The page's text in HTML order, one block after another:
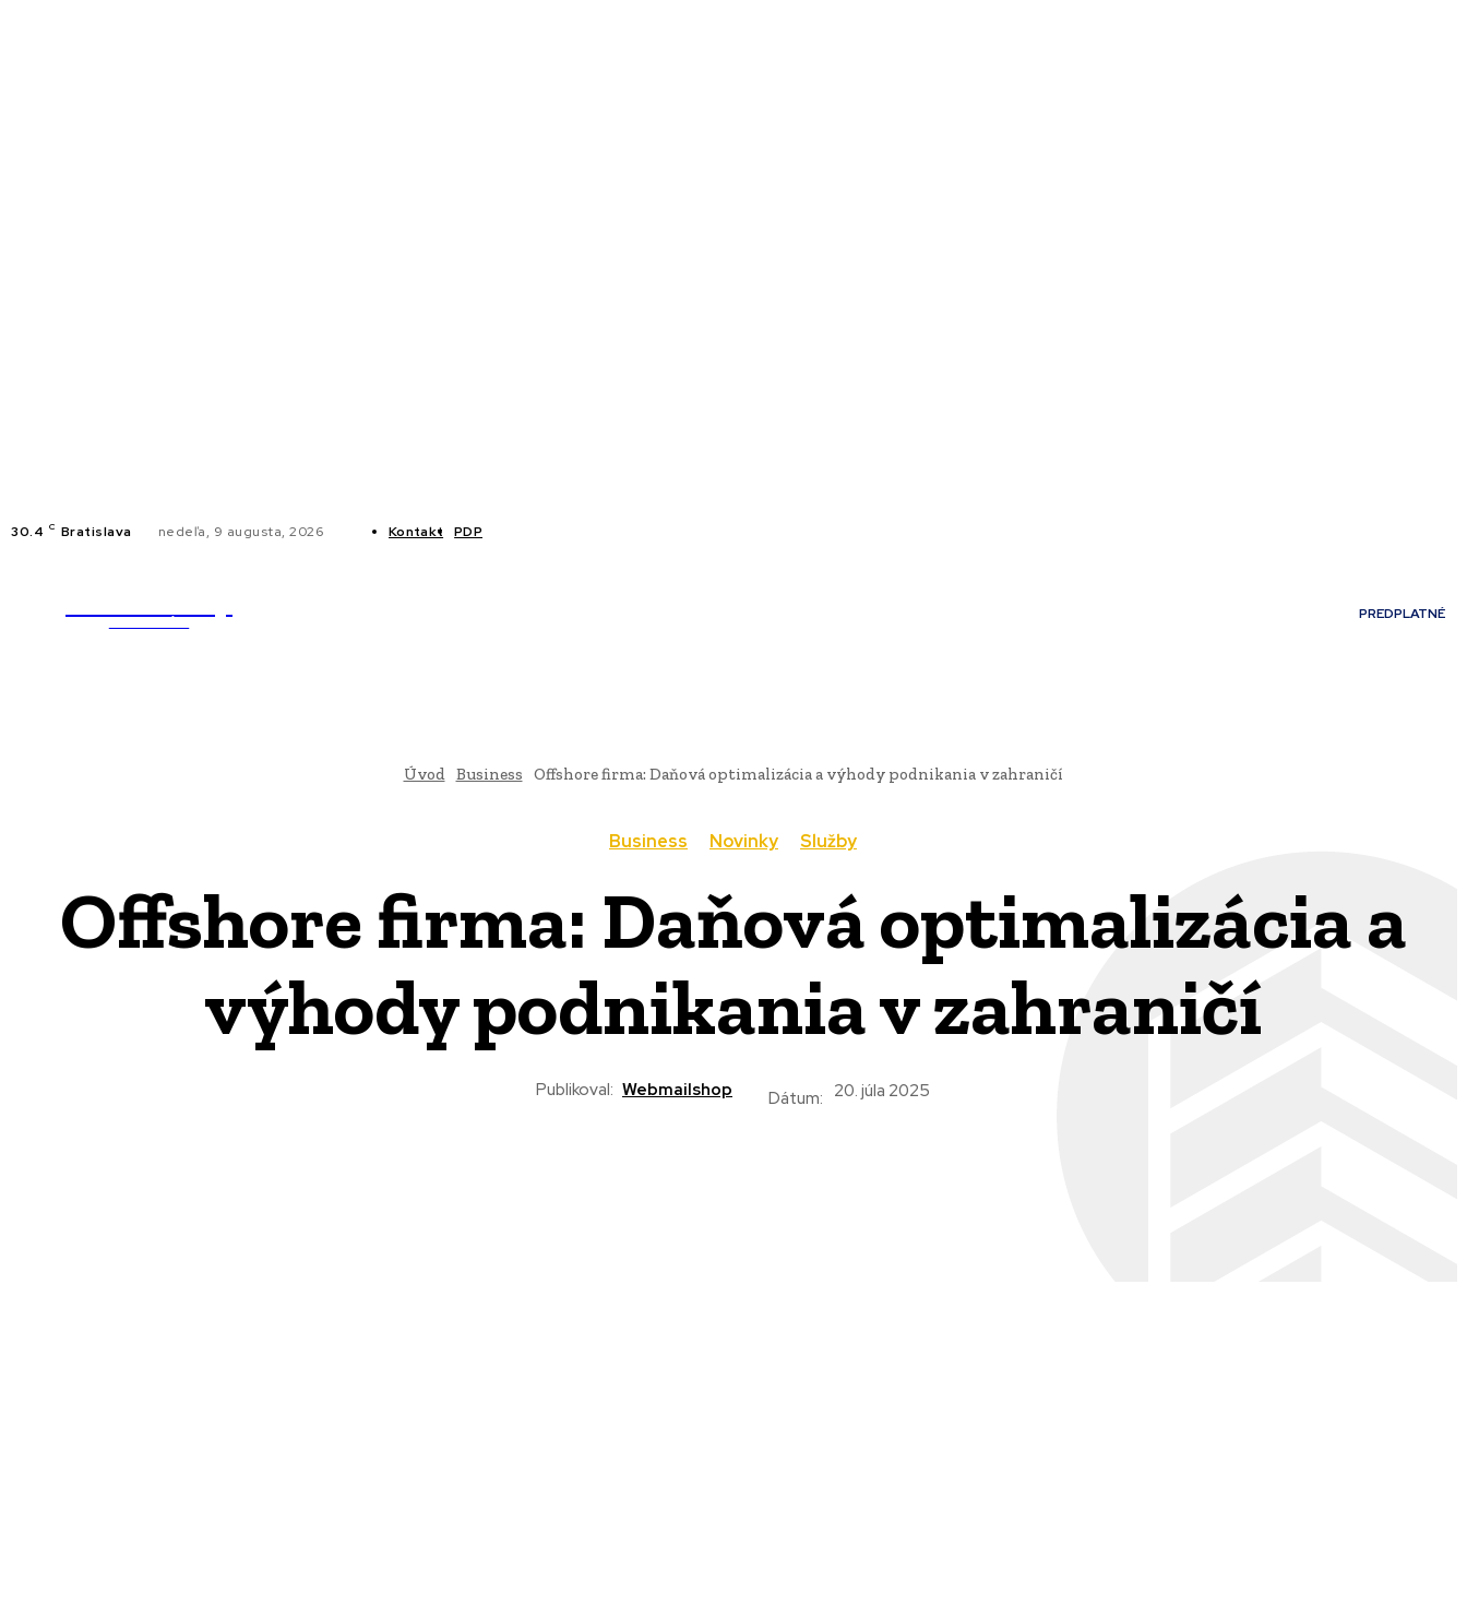
30.4 C Bratislava nedeľa, 9 augusta, 2026 Kontakt PDP
PREDPLATNÉ
Úvod Business Offshore firma: Daňová optimalizácia a výhody podnikania v zahraničí
Business Novinky Služby
Offshore firma: Daňová optimalizácia a
výhody podnikania v zahraničí
Publikoval: Webmailshop Dátum: 20. júla 2025